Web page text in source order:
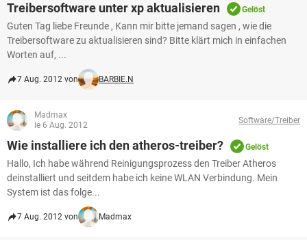
Treibersoftware unter xp aktualisieren Gelöst
Guten Tag liebe Freunde , Kann mir bitte jemand sagen , wie die
Treibersoftware zu aktualisieren sind? Bitte klärt mich in einfachen
Worten auf, ...
7 Aug. 2012 von BARBIE.N
Madmax
le 6 Aug. 2012
Software/Treiber
Wie installiere ich den atheros-treiber? Gelöst
Hallo, Ich habe während Reinigungsprozess den Treiber Atheros
deinstalliert und seitdem habe ich keine WLAN Verbindung. Mein
System ist das folge...
7 Aug. 2012 von Madmax